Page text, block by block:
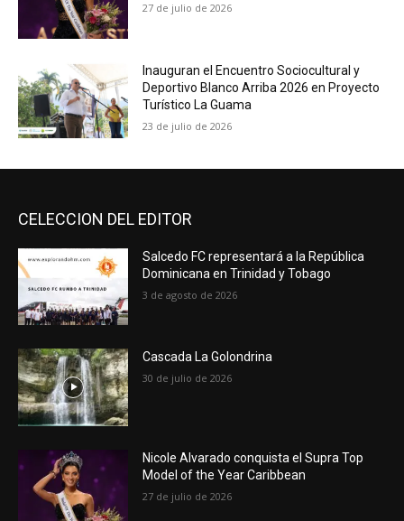
27 de julio de 2026
Inauguran el Encuentro Sociocultural y
Deportivo Blanco Arriba 2026 en Proyecto
Turístico La Guama
23 de julio de 2026
CELECCION DEL EDITOR
Salcedo FC representará a la República
Dominicana en Trinidad y Tobago
3 de agosto de 2026
Cascada La Golondrina
30 de julio de 2026
Nicole Alvarado conquista el Supra Top
Model of the Year Caribbean
27 de julio de 2026